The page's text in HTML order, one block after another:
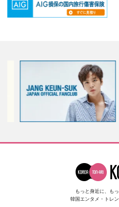
もっと身近に、も
韓国エンタメ・トレ